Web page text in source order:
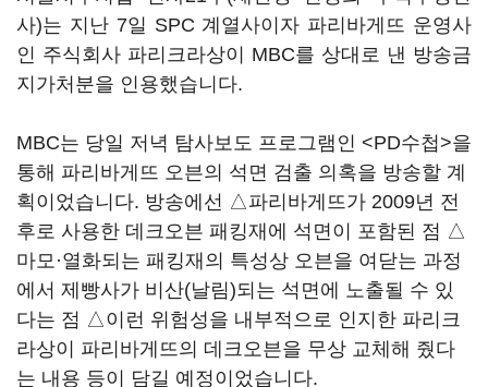
사)는 지난 7일 SPC 계열사이자 파리바게뜨 운영사
인 주식회사 파리크라상이 MBC를 상대로 낸 방송금
지가처분을 인용했습니다.
MBC는 당일 저녁 탐사보도 프로그램인 <PD수첩>을
통해 파리바게뜨 오븐의 석면 검출 의혹을 방송할 계
획이었습니다. 방송에선 △파리바게뜨가 2009년 전
후로 사용한 데크오븐 패킹재에 석면이 포함된 점 △
마모·열화되는 패킹재의 특성상 오븐을 여닫는 과정
에서 제빵사가 비산(날림)되는 석면에 노출될 수 있
다는 점 △이런 위험성을 내부적으로 인지한 파리크
라상이 파리바게뜨의 데크오븐을 무상 교체해 줬다
는 내용 등이 담길 예정이었습니다.